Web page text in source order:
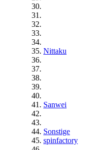
Nittaku
Sanwei
Sonstige
spinfactory